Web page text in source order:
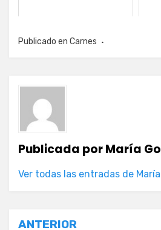
Publicado en Carnes
Publicada porMaría
Ver todas las entradas de
ANTERIOR